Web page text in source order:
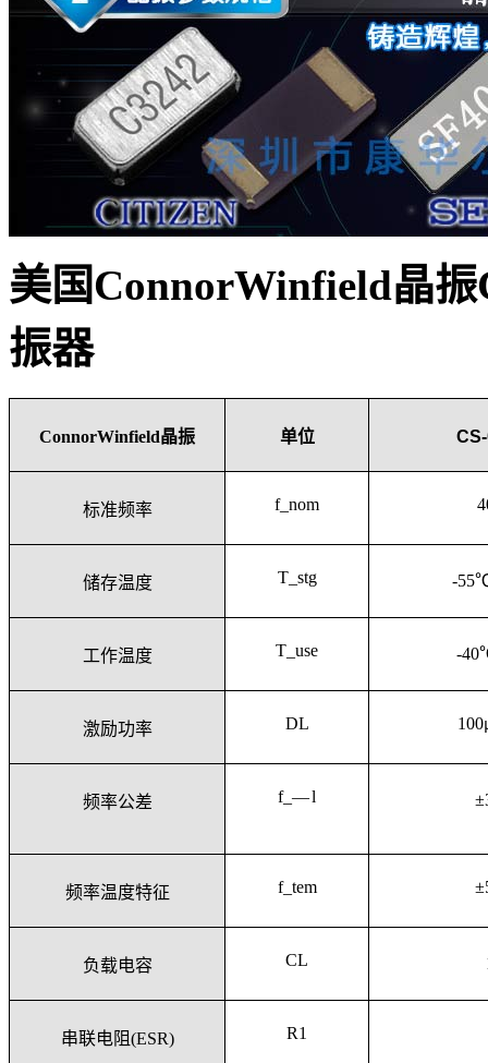
美国ConnorWinfield晶振
振器
ConnorWinfield晶振 单位
标准频率 f_nom
储存温度 T_stg -
工作温度 T_use -
激励功率 DL
频率公差 f_— l
频率温度特征 f_tem
负载电容 CL
串联电阻(ESR) R1